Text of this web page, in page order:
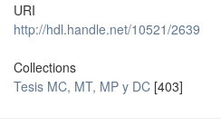
URI
http://hdl.handle.net/10521/2639
Collections
Tesis MC, MT, MP y DC [403]